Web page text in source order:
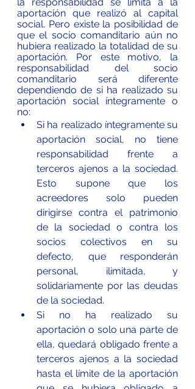
aportación que realizó al capital
social. Pero existe la posibilidad de
que el socio comanditario aún no
hubiera realizado la totalidad de su
aportación. Por este motivo, la
responsabilidad del socio
comanditario será diferente
dependiendo de si ha realizado su
aportación social íntegramente o
no:
Si ha realizado íntegramente su
aportación social, no tiene
responsabilidad frente a
terceros ajenos a la sociedad.
Esto supone que los
acreedores solo pueden
dirigirse contra el patrimonio
de la sociedad o contra los
socios colectivos en su
defecto, que responderán
personal, ilimitada, y
solidariamente por las deudas
de la sociedad.
Si no ha realizado su
aportación o solo una parte de
ella, quedará obligado frente a
terceros ajenos a la sociedad
hasta el límite de la aportación